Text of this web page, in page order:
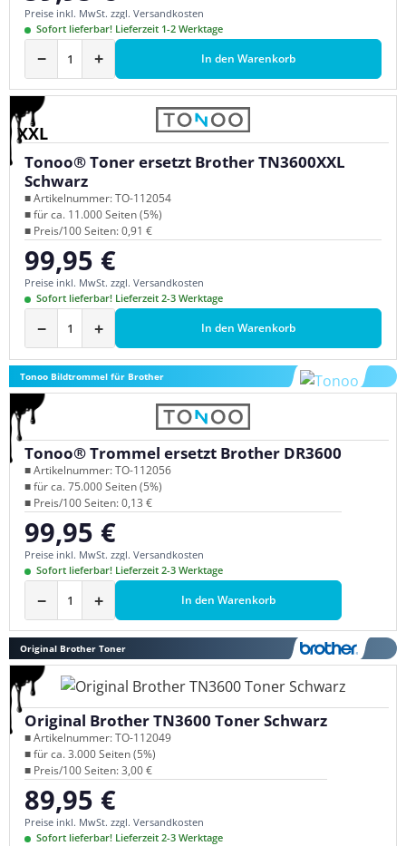
Preise inkl. MwSt. zzgl. Versandkosten
Sofort lieferbar! Lieferzeit 1-2 Werktage
− + In den Warenkorb
XXL
Tonoo® Toner ersetzt Brother TN3600XXL
Schwarz
■ Artikelnummer: TO-112054
■ für ca. 11.000 Seiten (5%)
■ Preis/100 Seiten: 0,91 €
Regulärer Preis:
99,95 €
Preise inkl. MwSt. zzgl. Versandkosten
Sofort lieferbar! Lieferzeit 2-3 Werktage
− + In den Warenkorb
Tonoo Bildtrommel für Brother
Tonoo® Trommel ersetzt Brother DR3600
■ Artikelnummer: TO-112056
■ für ca. 75.000 Seiten (5%)
■ Preis/100 Seiten: 0,13 €
Regulärer Preis:
99,95 €
Preise inkl. MwSt. zzgl. Versandkosten
Sofort lieferbar! Lieferzeit 2-3 Werktage
− + In den Warenkorb
Original Brother Toner
Original Brother TN3600 Toner Schwarz
■ Artikelnummer: TO-112049
■ für ca. 3.000 Seiten (5%)
■ Preis/100 Seiten: 3,00 €
Regulärer Preis:
89,95 €
Preise inkl. MwSt. zzgl. Versandkosten
Sofort lieferbar! Lieferzeit 2-3 Werktage